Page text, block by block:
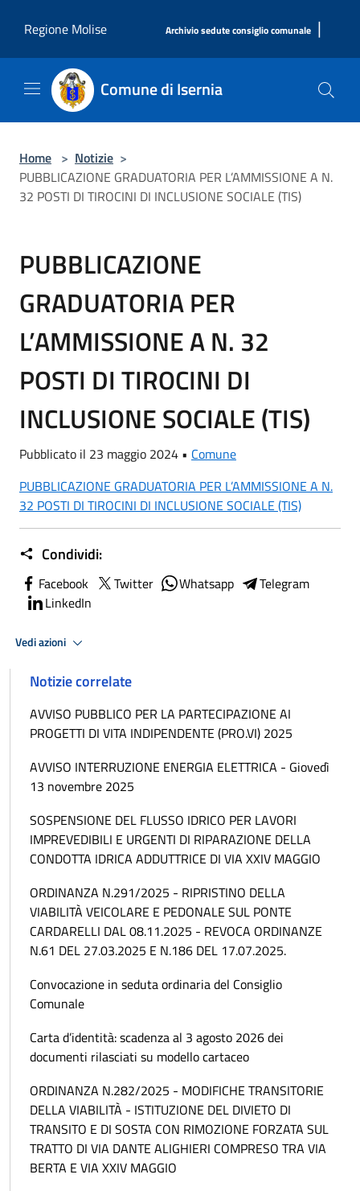
Regione Molise
Archivio sedute consiglio comunale |
Comune di Isernia
Home > Notizie >
PUBBLICAZIONE GRADUATORIA PER L’AMMISSIONE A N.
32 POSTI DI TIROCINI DI INCLUSIONE SOCIALE (TIS)
PUBBLICAZIONE
GRADUATORIA PER
L’AMMISSIONE A N. 32
POSTI DI TIROCINI DI
INCLUSIONE SOCIALE (TIS)
Pubblicato il 23 maggio 2024 • Comune
PUBBLICAZIONE GRADUATORIA PER L’AMMISSIONE A N.
32 POSTI DI TIROCINI DI INCLUSIONE SOCIALE (TIS)
Condividi:
Facebook Twitter Whatsapp
Telegram
LinkedIn
Vedi azioni
Notizie correlate
AVVISO PUBBLICO PER LA PARTECIPAZIONE AI
PROGETTI DI VITA INDIPENDENTE (PRO.VI) 2025
AVVISO INTERRUZIONE ENERGIA ELETTRICA - Giovedì
13 novembre 2025
SOSPENSIONE DEL FLUSSO IDRICO PER LAVORI
IMPREVEDIBILI E URGENTI DI RIPARAZIONE DELLA
CONDOTTA IDRICA ADDUTTRICE DI VIA XXIV MAGGIO
ORDINANZA N.291/2025 - RIPRISTINO DELLA
VIABILITÀ VEICOLARE E PEDONALE SUL PONTE
CARDARELLI DAL 08.11.2025 - REVOCA ORDINANZE
N.61 DEL 27.03.2025 E N.186 DEL 17.07.2025.
Convocazione in seduta ordinaria del Consiglio
Comunale
Carta d’identità: scadenza al 3 agosto 2026 dei
documenti rilasciati su modello cartaceo
ORDINANZA N.282/2025 - MODIFICHE TRANSITORIE
DELLA VIABILITÀ - ISTITUZIONE DEL DIVIETO DI
TRANSITO E DI SOSTA CON RIMOZIONE FORZATA SUL
TRATTO DI VIA DANTE ALIGHIERI COMPRESO TRA VIA
BERTA E VIA XXIV MAGGIO